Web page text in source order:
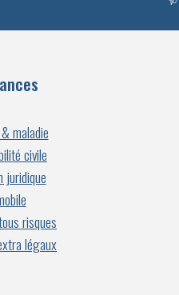
maladie
civile
juridique
risques
légaux